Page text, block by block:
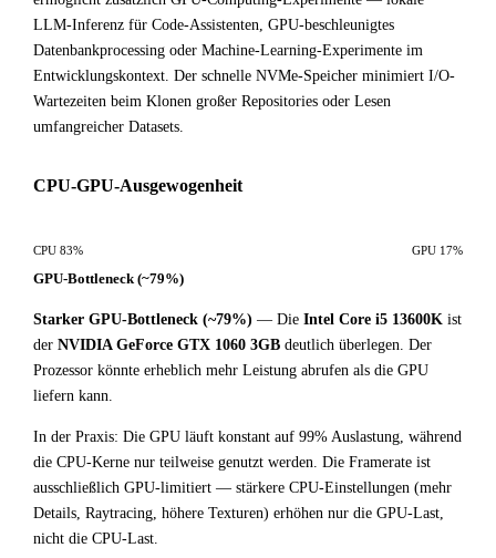
LLM-Inferenz für Code-Assistenten, GPU-beschleunigtes
Datenbankprocessing oder Machine-Learning-Experimente im
Entwicklungskontext. Der schnelle NVMe-Speicher minimiert I/O-
Wartezeiten beim Klonen großer Repositories oder Lesen
umfangreicher Datasets.
CPU-GPU-Ausgewogenheit
CPU 83% GPU 17%
GPU-Bottleneck (~79%)
Starker GPU-Bottleneck (~79%) — Die Intel Core i5 13600K ist
der NVIDIA GeForce GTX 1060 3GB deutlich überlegen. Der
Prozessor könnte erheblich mehr Leistung abrufen als die GPU
liefern kann.
In der Praxis: Die GPU läuft konstant auf 99% Auslastung, während
die CPU-Kerne nur teilweise genutzt werden. Die Framerate ist
ausschließlich GPU-limitiert — stärkere CPU-Einstellungen (mehr
Details, Raytracing, höhere Texturen) erhöhen nur die GPU-Last,
nicht die CPU-Last.